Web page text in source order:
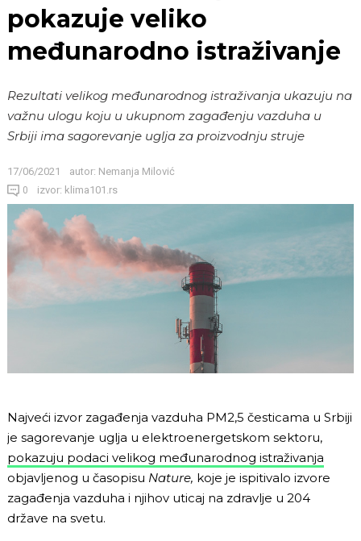
pokazuje veliko
međunarodno istraživanje
Rezultati velikog međunarodnog istraživanja ukazuju na
važnu ulogu koju u ukupnom zagađenju vazduha u
Srbiji ima sagorevanje uglja za proizvodnju struje
17/06/2021 autor: Nemanja Milović
0 izvor: klima101.rs
Najveći izvor zagađenja vazduha PM2,5 česticama u Srbiji
je sagorevanje uglja u elektroenergetskom sektoru,
pokazuju podaci velikog međunarodnog istraživanja
objavljenog u časopisu Nature, koje je ispitivalo izvore
zagađenja vazduha i njihov uticaj na zdravlje u 204
države na svetu.